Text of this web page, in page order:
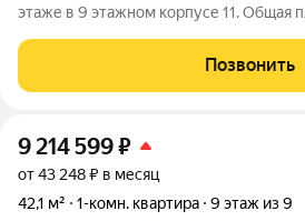
этаже в 9 этажном корпусе 11. Общая
современный жилой комплекс
расположенный в тихом и зеленом
Позвонить
9 214 599₽
от 43 248 ₽ в месяц
42,1 м²
1-комн. квартира 9 этаж из 9